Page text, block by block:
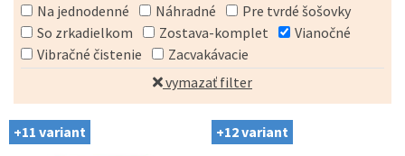
Na jednodenné
Náhradné
Pre tvrdé šošovky
So zrkadielkom
Zostava-komplet
Vianočné
Vibračné čistenie
Zacvakávacie
vymazať filter
+11 variant +12 variant